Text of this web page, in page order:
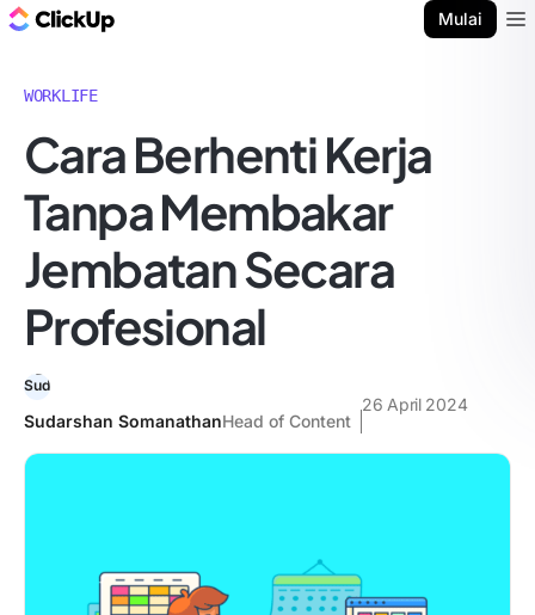
Mulai
WORKLIFE
Cara Berhenti Kerja
Tanpa Membakar
Jembatan Secara
Profesional
Sudarshan SomanathanHead of Content
26 April 2024